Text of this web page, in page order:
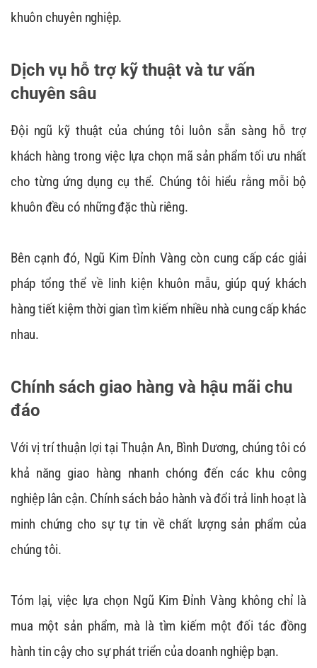
khuôn chuyên nghiệp.
Dịch vụ hỗ trợ kỹ thuật và tư vấn
chuyên sâu
Đội ngũ kỹ thuật của chúng tôi luôn sẵn sàng hỗ trợ
khách hàng trong việc lựa chọn mã sản phẩm tối ưu nhất
cho từng ứng dụng cụ thể. Chúng tôi hiểu rằng mỗi bộ
khuôn đều có những đặc thù riêng.
Bên cạnh đó, Ngũ Kim Đỉnh Vàng còn cung cấp các giải
pháp tổng thể về linh kiện khuôn mẫu, giúp quý khách
hàng tiết kiệm thời gian tìm kiếm nhiều nhà cung cấp khác
nhau.
Chính sách giao hàng và hậu mãi chu
đáo
Với vị trí thuận lợi tại Thuận An, Bình Dương, chúng tôi có
khả năng giao hàng nhanh chóng đến các khu công
nghiệp lân cận. Chính sách bảo hành và đổi trả linh hoạt là
minh chứng cho sự tự tin về chất lượng sản phẩm của
chúng tôi.
Tóm lại, việc lựa chọn Ngũ Kim Đỉnh Vàng không chỉ là
mua một sản phẩm, mà là tìm kiếm một đối tác đồng
hành tin cậy cho sự phát triển của doanh nghiệp bạn.